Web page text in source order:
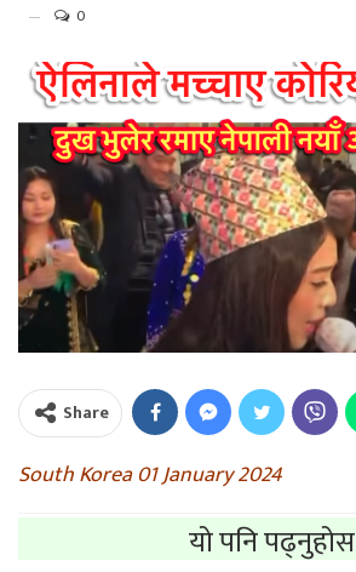
0
Share
South Korea 01 January 2024
यो पनि पढ्नुहोस